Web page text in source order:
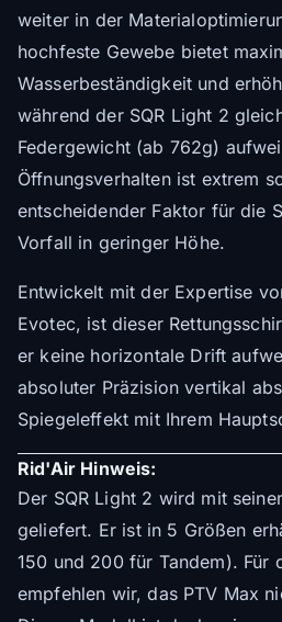
weiter in der
hochfeste Gewebe bietet
Wasserbeständigkeit und
während der SQR Light 2
Federgewicht (ab 762g)
Öffnungsverhalten ist extrem
entscheidender Faktor für die
Vorfall in geringer Höhe.
Entwickelt mit der Expertise
Evotec, ist dieser
er keine horizontale Drift
absoluter Präzision vertikal
Spiegeleffekt mit Ihrem
Rid'Air Hinweis:
Der SQR Light 2 wird mit
geliefert. Er ist in 5 Größen
150 und 200 für Tandem). Für
empfehlen wir, das PTV Max